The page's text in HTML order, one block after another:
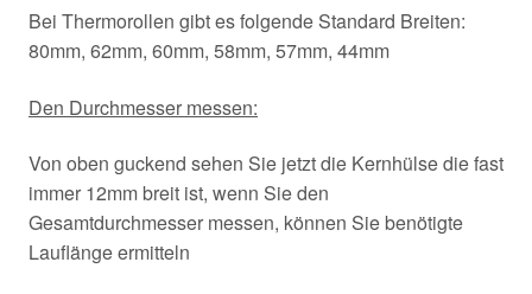
Bei Thermorollen gibt es folgende Standard Breiten:
80mm, 62mm, 60mm, 58mm, 57mm, 44mm
Den Durchmesser messen:
Von oben guckend sehen Sie jetzt die Kernhülse die fast
immer 12mm breit ist, wenn Sie den
Gesamtdurchmesser messen, können Sie benötigte
Lauflänge ermitteln